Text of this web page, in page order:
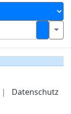
| Datenschutz